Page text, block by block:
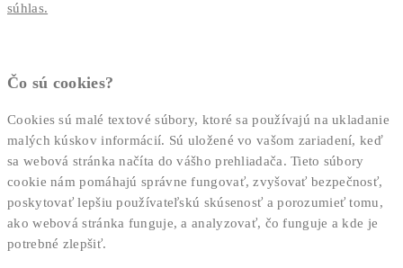
súhlas.
Čo sú cookies?
Cookies sú malé textové súbory, ktoré sa používajú na ukladanie
malých kúskov informácií. Sú uložené vo vašom zariadení, keď
sa webová stránka načíta do vášho prehliadača. Tieto súbory
cookie nám pomáhajú správne fungovať, zvyšovať bezpečnosť,
poskytovať lepšiu používateľskú skúsenosť a porozumieť tomu,
ako webová stránka funguje, a analyzovať, čo funguje a kde je
potrebné zlepšiť.